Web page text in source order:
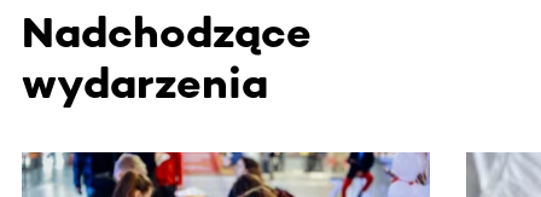
Nadchodzące
wydarzenia
Ta sekcja zawiera treści przewijane w poziomie. Użyj